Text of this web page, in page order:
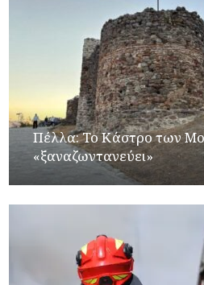
Πέλλα: Το Κάστρο των
«ξαναζωντανεύει»